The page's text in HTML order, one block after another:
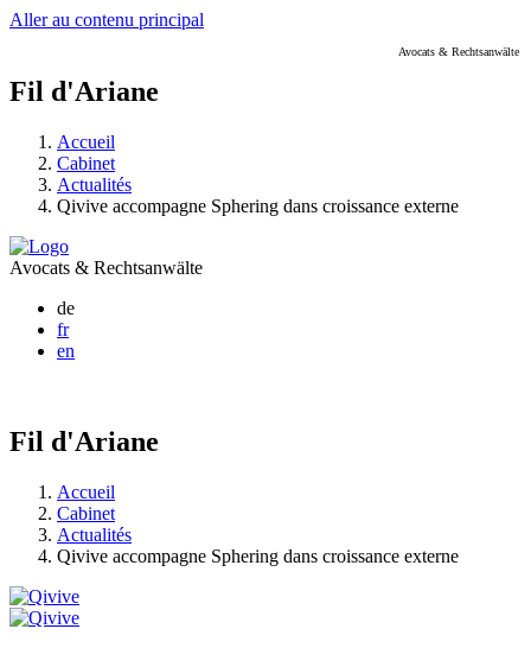
Aller au contenu principal
Avocats & Rechtsanwälte
Fil d'Ariane
Accueil
Cabinet
Actualités
Qivive accompagne Sphering dans croissance externe
Avocats & Rechtsanwälte
de
fr
en
Fil d'Ariane
Accueil
Cabinet
Actualités
Qivive accompagne Sphering dans croissance externe